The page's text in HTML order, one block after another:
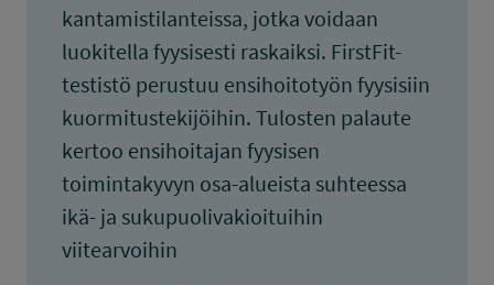
kantamistilanteissa, jotka voidaan
luokitella fyysisesti raskaiksi. FirstFit-
testistö perustuu ensihoitotyön fyysisiin
kuormitustekijöihin. Tulosten palaute
kertoo ensihoitajan fyysisen
toimintakyvyn osa-alueista suhteessa
ikä- ja sukupuolivakioituihin
viitearvoihin